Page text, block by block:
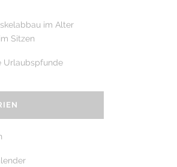
im Alter
Sitzen
Urlaubspfunde